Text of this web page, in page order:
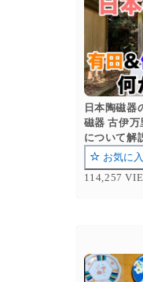
日本陶磁器
磁器 古伊
について解
お気に
114,257